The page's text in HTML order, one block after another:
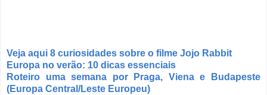
Veja aqui 8 curiosidades sobre o filme Jojo Rabbit
Europa no verão: 10 dicas essenciais
Roteiro uma semana por Praga, Viena e Budapeste
(Europa Central/Leste Europeu)